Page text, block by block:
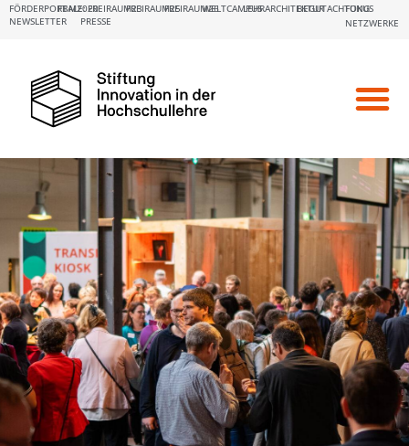
NEWSLETTER PRESSE
FÖRDERPORTALE:
FBM2020FREIRAUM23FREIRAUM25FREIRAUM26WELTCAMPUSLEHRARCHITEKTURBEGUTACHTUNG
FOKUS
NETZWERKE